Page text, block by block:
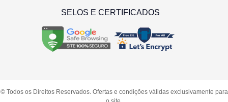
SELOS E CERTIFICADOS
© Todos os Direitos Reservados. Ofertas e condições válidas exclusivamente para